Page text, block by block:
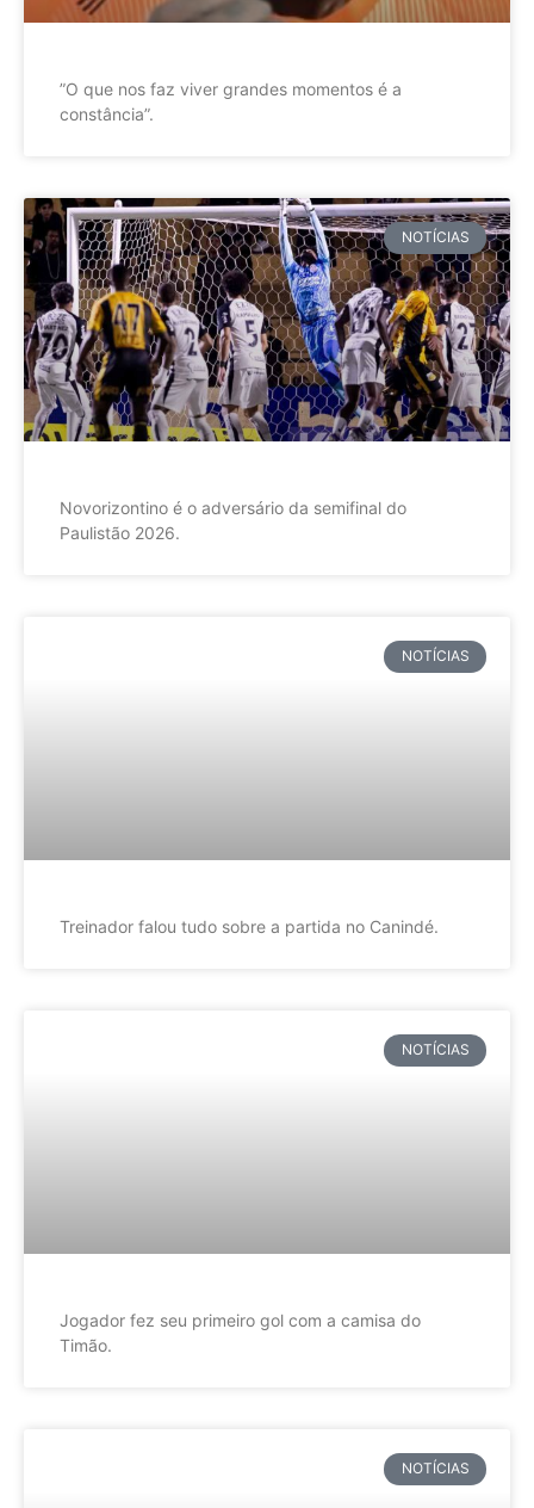
”O que nos faz viver grandes momentos é a
constância”.
NOTÍCIAS
Novorizontino é o adversário da semifinal do
Paulistão 2026.
NOTÍCIAS
Treinador falou tudo sobre a partida no Canindé.
NOTÍCIAS
Jogador fez seu primeiro gol com a camisa do
Timão.
NOTÍCIAS